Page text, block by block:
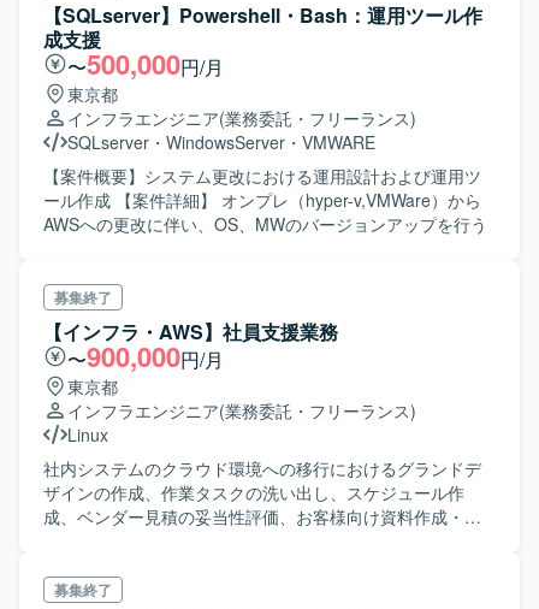
【SQLserver】Powershell・Bash：運用ツール作
成支援
〜500,000円/月
東京都
インフラエンジニア(業務委託・フリーランス)
SQLserver ・ WindowsServer ・ VMWARE
【案件概要】システム更改における運用設計および運用ツ
ール作成 【案件詳細】 オンプレ（hyper-v,VMWare）から
AWSへの更改に伴い、OS、MWのバージョンアップを行う
募集終了
【インフラ・AWS】社員支援業務
〜900,000円/月
東京都
インフラエンジニア(業務委託・フリーランス)
Linux
社内システムのクラウド環境への移行におけるグランドデ
ザインの作成、作業タスクの洗い出し、スケジュール作
成、ベンダー見積の妥当性評価、お客様向け資料作成・報
募集終了